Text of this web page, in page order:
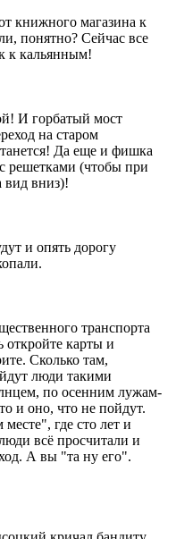
книжного магазина к
понятно? Сейчас все
к кальянным!
И горбатый мост
на старом
Да еще и фишка
с решетками (чтобы при
вид вниз)!
и опять дорогу
транспорта
откройте карты и
Сколько там,
люди такими
по осенним лужам-
и оно, что не пойдут.
где сто лет и
всë просчитали и
А вы "та ну его".